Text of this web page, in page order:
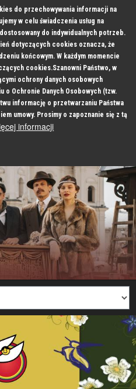
do przechowywania informacji na
w celu świadczenia usług na
do indywidualnych potrzeb.
dotyczących cookies oznacza, że
końcowym. W każdym momencie
cookies.Szanowni Państwo, w
ochrony danych osobowych
o Ochronie Danych Osobowych (tzw.
informację o przetwarzaniu Państwa
umowy. Prosimy o zapoznanie się z tą
informacji